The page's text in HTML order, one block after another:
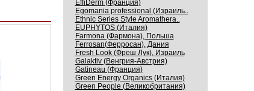
EffiDerm (Франция)
Egomania professional (Израиль..
Ethnic Series Style Aromathera..
EUPHYTOS (Италия)
Farmona (Фармона), Польша
Ferrosan(Ферросан), Дания
Fresh Look (Фреш Лук), Израиль
Galaktiv (Венгрия-Австрия)
Gatineau (Франция)
Green Energy Organics (Италия)
Green People (Великобритания)